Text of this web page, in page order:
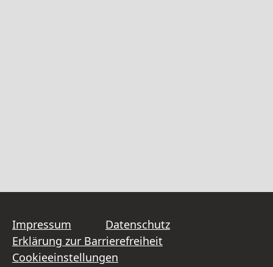
Impressum
Datenschutz
Erklärung zur Barrierefreiheit
Cookieeinstellungen